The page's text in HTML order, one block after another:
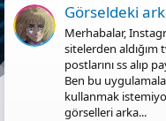
Görseldeki
Merhabalar,
sitelerden aldığım
postlarını ss alıp
Ben bu
kullanmak
görselleri arka...